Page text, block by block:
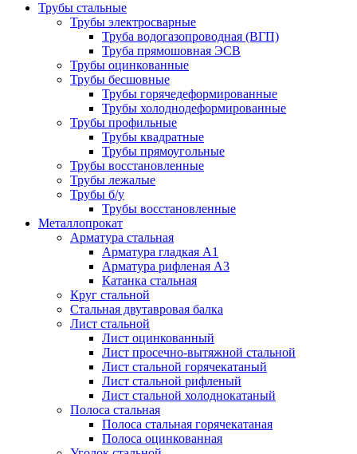
Трубы стальные
Трубы электросварные
Труба водогазопроводная (ВГП)
Труба прямошовная ЭСВ
Трубы оцинкованные
Трубы бесшовные
Трубы горячедеформированные
Трубы холоднодеформированные
Трубы профильные
Трубы квадратные
Трубы прямоугольные
Трубы восстановленные
Трубы лежалые
Трубы б/у
Трубы восстановленные
Металлопрокат
Арматура стальная
Арматура гладкая А1
Арматура рифленая А3
Катанка стальная
Круг стальной
Стальная двутавровая балка
Лист стальной
Лист оцинкованный
Лист просечно-вытяжной стальной
Лист стальной горячекатаный
Лист стальной рифленый
Лист стальной холоднокатаный
Полоса стальная
Полоса стальная горячекатаная
Полоса оцинкованная